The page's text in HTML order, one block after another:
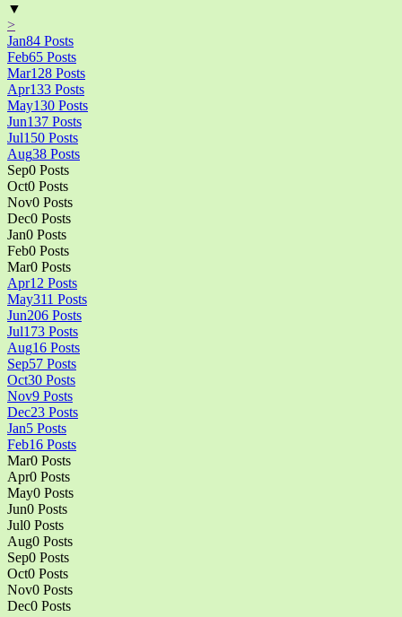
▼
>
Jan84 Posts
Feb65 Posts
Mar128 Posts
Apr133 Posts
May130 Posts
Jun137 Posts
Jul150 Posts
Aug38 Posts
Sep0 Posts
Oct0 Posts
Nov0 Posts
Dec0 Posts
Jan0 Posts
Feb0 Posts
Mar0 Posts
Apr12 Posts
May311 Posts
Jun206 Posts
Jul173 Posts
Aug16 Posts
Sep57 Posts
Oct30 Posts
Nov9 Posts
Dec23 Posts
Jan5 Posts
Feb16 Posts
Mar0 Posts
Apr0 Posts
May0 Posts
Jun0 Posts
Jul0 Posts
Aug0 Posts
Sep0 Posts
Oct0 Posts
Nov0 Posts
Dec0 Posts